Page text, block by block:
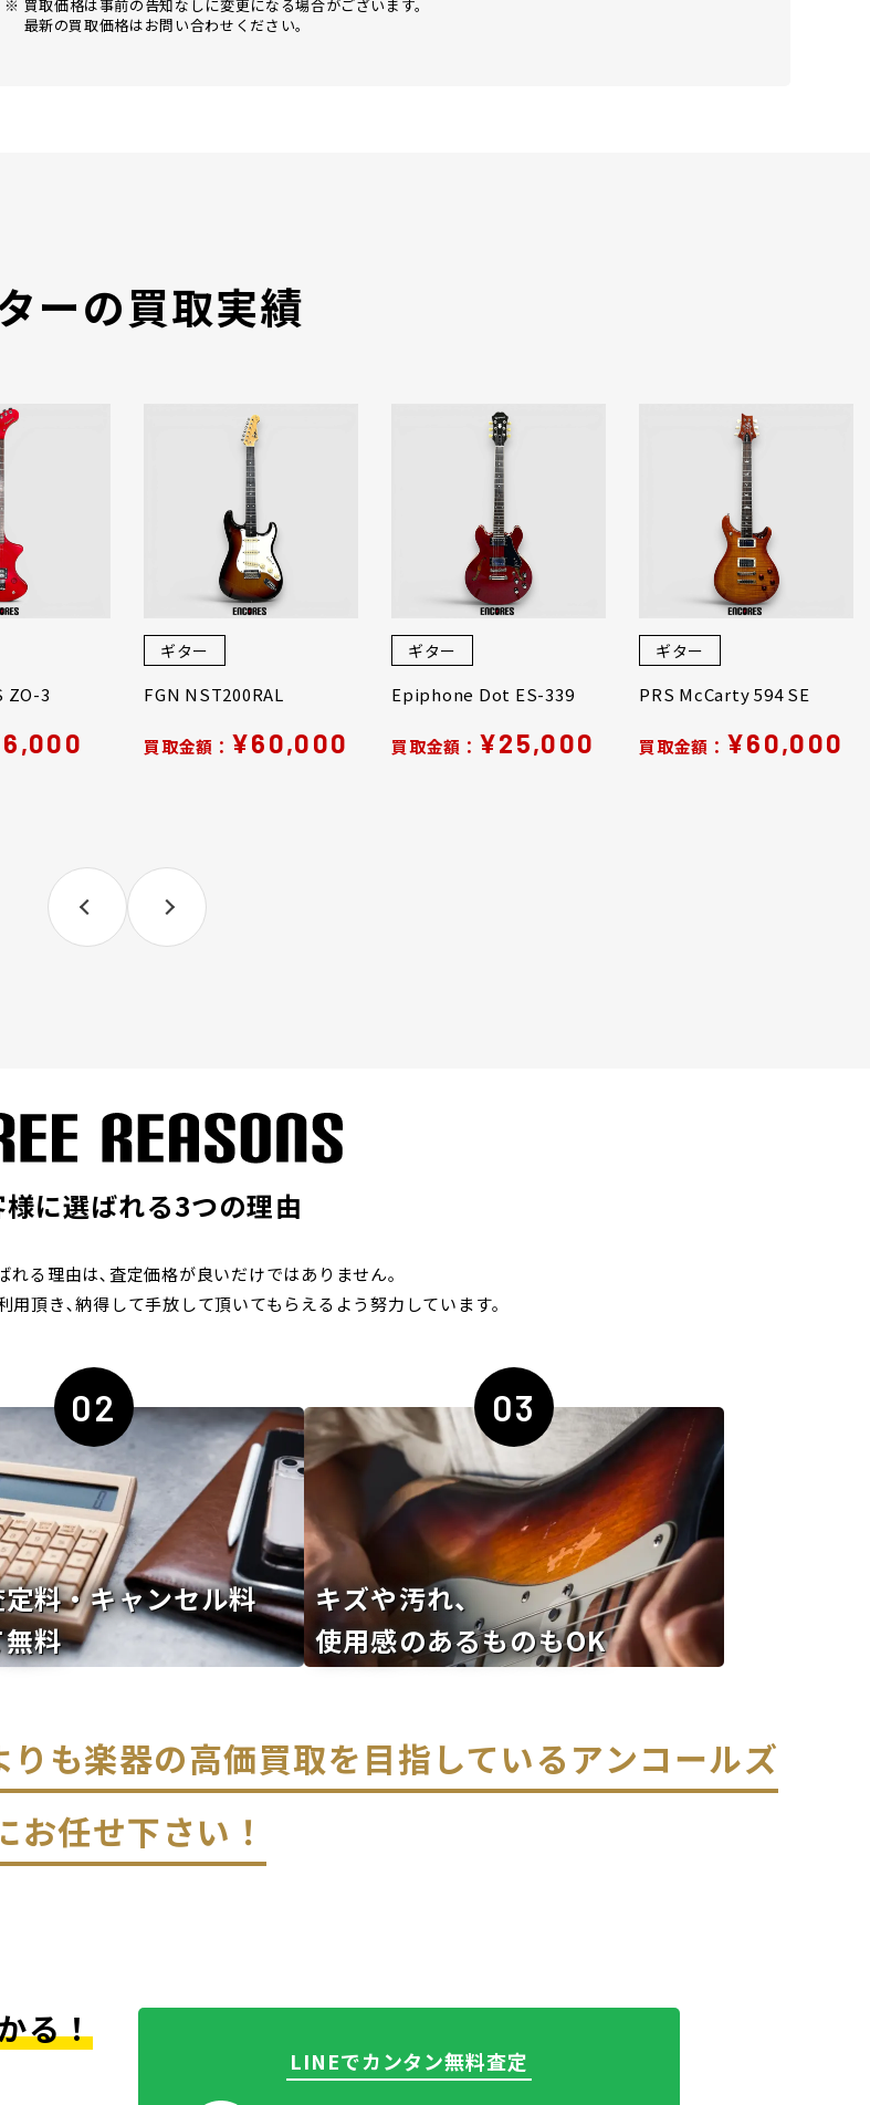
※ 買取価格は事前の告知なしに変更になる場合がございます。
最新の買取価格はお問い合わせください。
ーの買取実績
ZO-3
ギター
FGN NST200RAL
買取金額： ¥60,000
ギター
Epiphone Dot ES-339
買取金額： ¥25,000
ギター
PRS McCarty 594 SE
買取金額： ¥60,000
様に選ばれる3つの理由
れる理由は､査定価格が良いだけではありません｡
用頂き､納得して手放して頂いてもらえるよう努力しています｡
02
料・キャンセル料
料
03
キズや汚れ、
使用感のあるものもOK
も楽器の高価買取を目指しているアンコールズ
お任せ下さい！
る！
LINEでカンタン無料査定